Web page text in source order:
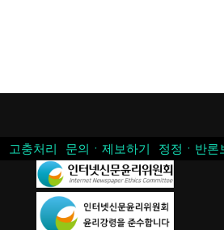
고충처리 문의ㆍ제보하기
정정ㆍ반론